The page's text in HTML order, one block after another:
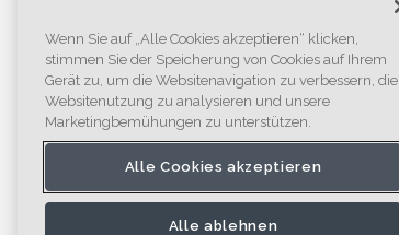
Wenn Sie auf „Alle Cookies akzeptieren“ klicken,
stimmen Sie der Speicherung von Cookies auf Ihrem
Gerät zu, um die Websitenavigation zu verbessern, die
Websitenutzung zu analysieren und unsere
Marketingbemühungen zu unterstützen.
Alle Cookies akzeptieren
Alle ablehnen